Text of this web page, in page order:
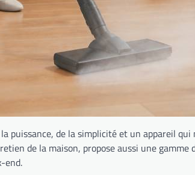
puissance, de la simplicité et un appareil
de la maison, propose aussi une
end.